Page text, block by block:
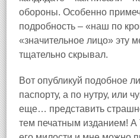
обороны. Особенно
подробность – «наш по
«значительное лицо» эту
тщательно скрывал.
Вот опубликуй подобное
паспорту, а по нутру, или
еще… представить
тем печатным изданием!